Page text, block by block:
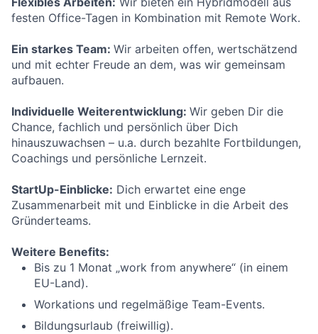
festen Office-Tagen in Kombination mit Remote Work.
Ein starkes Team: Wir arbeiten offen, wertschätzend
und mit echter Freude an dem, was wir gemeinsam
aufbauen.
Individuelle Weiterentwicklung: Wir geben Dir die
Chance, fachlich und persönlich über Dich
hinauszuwachsen – u.a. durch bezahlte Fortbildungen,
Coachings und persönliche Lernzeit.
StartUp-Einblicke: Dich erwartet eine enge
Zusammenarbeit mit und Einblicke in die Arbeit des
Gründerteams.
Weitere Benefits:
Bis zu 1 Monat „work from anywhere“ (in einem
EU-Land).
Workations und regelmäßige Team-Events.
Bildungsurlaub (freiwillig).